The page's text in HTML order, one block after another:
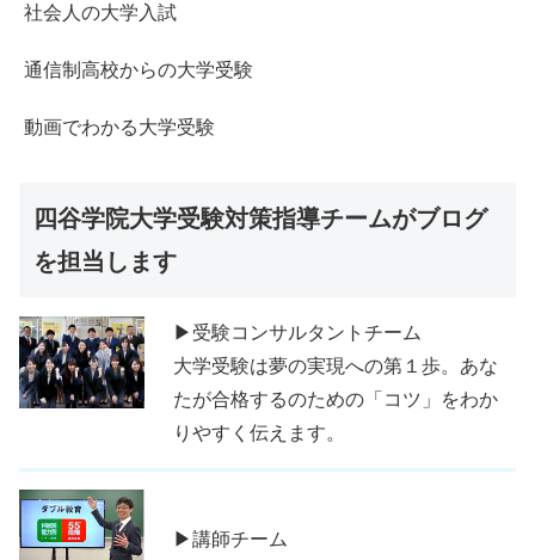
社会人の大学入試
通信制高校からの大学受験
動画でわかる大学受験
四谷学院大学受験対策指導チームがブログ
を担当します
▶受験コンサルタントチーム
大学受験は夢の実現への第１歩。あな
たが合格するのための「コツ」をわか
りやすく伝えます。
▶講師チーム